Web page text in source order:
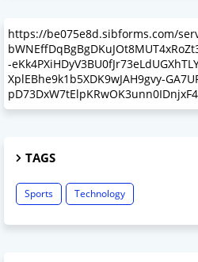
https://be075e8d.sibforms.com/
-
XplEBhe9k1b5XDK9wJAH9gvy-
TAGS
Sports Technology